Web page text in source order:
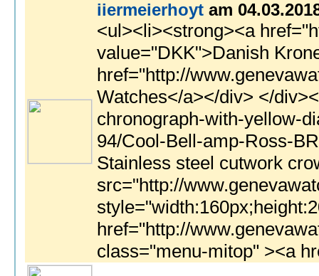
iiermeierhoyt am
<ul><li><strong><a href="http://www.genevawatches.co/">high quality swiss replica watches</a></